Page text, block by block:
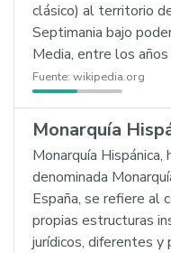
clásico) al territorio
Septimania bajo
Media, entre los
Fuente: wikipedia.org
Monarquía
Monarquía
denominada
España, se refiere al
propias estructuras
jurídicos, diferentes y